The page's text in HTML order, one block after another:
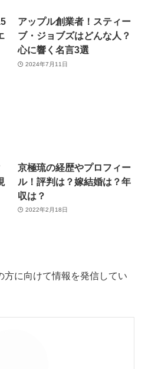
アップル創業者！スティー
ブ・ジョブズはどんな人？
心に響く名言3選
2024年7月11日
京極琉の経歴やプロフィー
ル！評判は？嫁結婚は？年
収は？
2022年2月18日
方に向けて情報を発信してい